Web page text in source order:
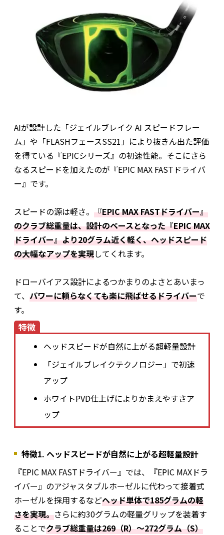
AIが設計した「ジェイルブレイク AI スピードフレー
ム」や「FLASHフェースSS21」により抜きん出た評価
を得ている『EPICシリーズ』の初速性能。そこにさら
なるスピードを加えたのが『EPIC MAX FASTドライバ
ー』です。
スピードの源は軽さ。 『EPIC MAX FASTドライバー』
のクラブ総重量は、設計のベースとなった『EPIC MAX
ドライバー』より20グラム近く軽く、ヘッドスピード
の大幅なアップを実現してくれます。
ドローバイアス設計によるつかまりのよさとあいまっ
て、 パワーに頼らなくても楽に飛ばせるドライバーで
す。
特徴
ヘッドスピードが自然に上がる超軽量設計
「ジェイルブレイクテクノロジー」で初速
アップ
ホワイトPVD仕上げによりかまえやすさア
ップ
特徴1. ヘッドスピードが自然に上がる超軽量設計
『EPIC MAX FASTドライバー』では、『EPIC MAXドラ
イバー』のアジャスタブルホーゼルに代わって接着式
ホーゼルを採用するなどヘッド単体で185グラムの軽
さを実現。さらに約30グラムの軽量グリップを装着す
ることでクラブ総重量は269（R）〜272グラム（S）